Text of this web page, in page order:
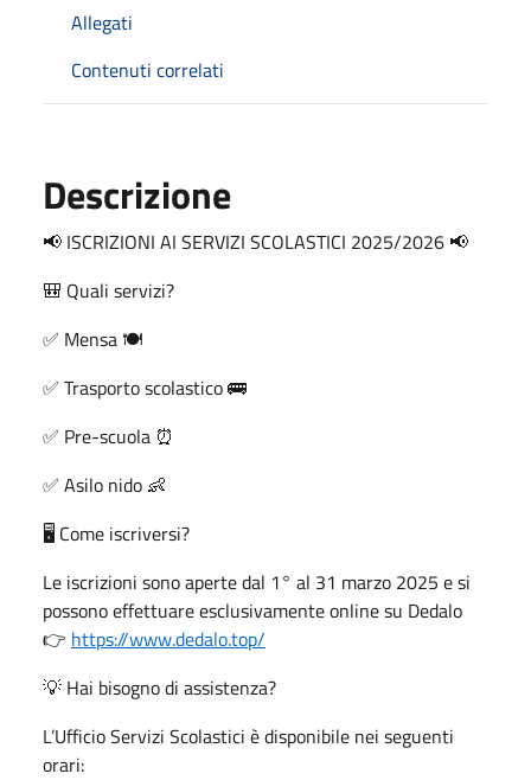
Allegati
Contenuti correlati
Descrizione
📢 ISCRIZIONI AI SERVIZI SCOLASTICI 2025/2026 📢
🎒 Quali servizi?
✅ Mensa 🍽️
✅ Trasporto scolastico 🚌
✅ Pre-scuola ⏰
✅ Asilo nido 👶
🖥️ Come iscriversi?
Le iscrizioni sono aperte dal 1° al 31 marzo 2025 e si
possono effettuare esclusivamente online su Dedalo
👉 https://www.dedalo.top/
💡 Hai bisogno di assistenza?
L’Ufficio Servizi Scolastici è disponibile nei seguenti
orari: